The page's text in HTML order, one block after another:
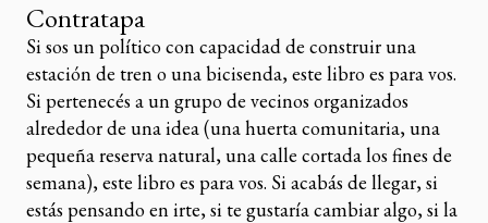
Contratapa
Si sos un político con capacidad de construir una
estación de tren o una bicisenda, este libro es para vos.
Si pertenecés a un grupo de vecinos organizados
alrededor de una idea (una huerta comunitaria, una
pequeña reserva natural, una calle cortada los fines de
semana), este libro es para vos. Si acabás de llegar, si
estás pensando en irte, si te gustaría cambiar algo, si la